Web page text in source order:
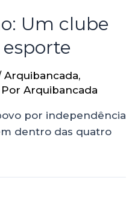
Um clube
Arquibancada,
Arquibancada
por independência
dentro das quatro